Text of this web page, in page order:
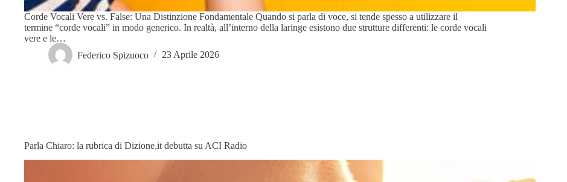
Corde Vocali Vere vs. False: Una Distinzione Fondamentale Quando si parla di voce, si tende spesso a utilizzare il
termine “corde vocali” in modo generico. In realtà, all’interno della laringe esistono due strutture differenti: le corde vocali
vere e le…
Federico Spizuoco
23 Aprile 2026
Parla Chiaro: la rubrica di Dizione.it debutta su ACI Radio